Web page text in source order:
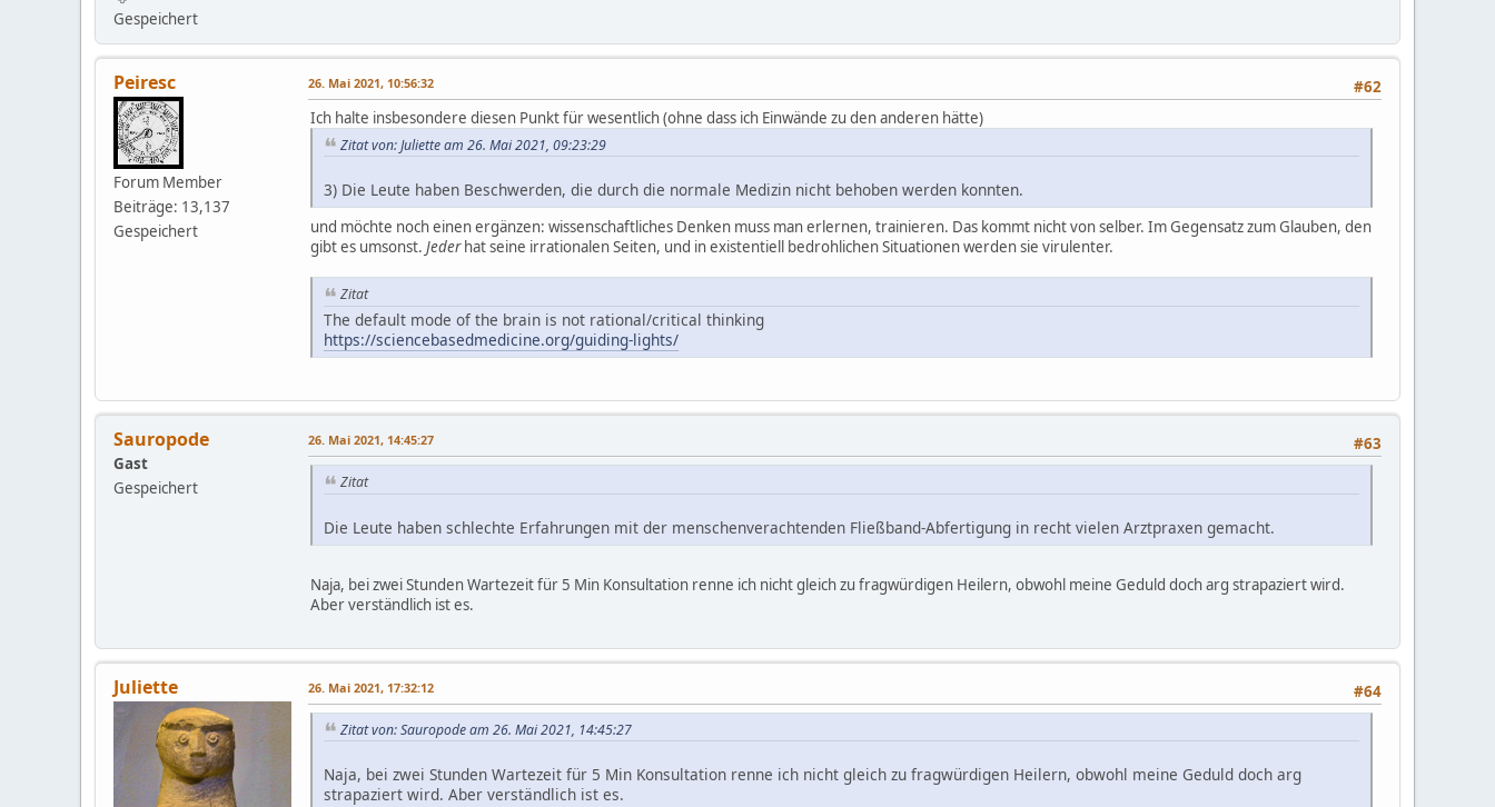
Gespeichert
Peiresc
Forum Member
Beiträge: 13,137
Gespeichert
#62
26. Mai 2021, 10:56:32
Ich halte insbesondere diesen Punkt für wesentlich (ohne dass ich Einwände zu den anderen hätte)
Zitat von: Juliette am 26. Mai 2021, 09:23:29
3) Die Leute haben Beschwerden, die durch die normale Medizin nicht behoben werden konnten.
und möchte noch einen ergänzen: wissenschaftliches Denken muss man erlernen, trainieren. Das kommt nicht von selber. Im Gegensatz zum Glauben, den
gibt es umsonst. Jederhat seine irrationalen Seiten, und in existentiell bedrohlichen Situationen werden sie virulenter.
Zitat
The default mode of the brain is not rational/critical thinking
https://sciencebasedmedicine.org/guiding-lights/
Sauropode
Gast
Gespeichert
#63
26. Mai 2021, 14:45:27
Zitat
Die Leute haben schlechte Erfahrungen mit der menschenverachtenden Fließband-Abfertigung in recht vielen Arztpraxen gemacht.
Naja, bei zwei Stunden Wartezeit für 5 Min Konsultation renne ich nicht gleich zu fragwürdigen Heilern, obwohl meine Geduld doch arg strapaziert wird.
Aber verständlich ist es.
Juliette #64
26. Mai 2021, 17:32:12
Zitat von: Sauropode am 26. Mai 2021, 14:45:27
Naja, bei zwei Stunden Wartezeit für 5 Min Konsultation renne ich nicht gleich zu fragwürdigen Heilern, obwohl meine Geduld doch arg
strapaziert wird. Aber verständlich ist es.